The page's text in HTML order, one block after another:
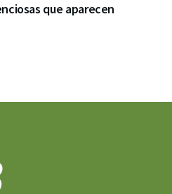
que aparecen